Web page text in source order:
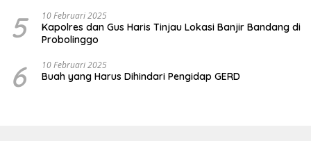
5 10 Februari 2025
Kapolres dan Gus Haris Tinjau Lokasi Banjir Bandang di
Probolinggo
6 10 Februari 2025
Buah yang Harus Dihindari Pengidap GERD